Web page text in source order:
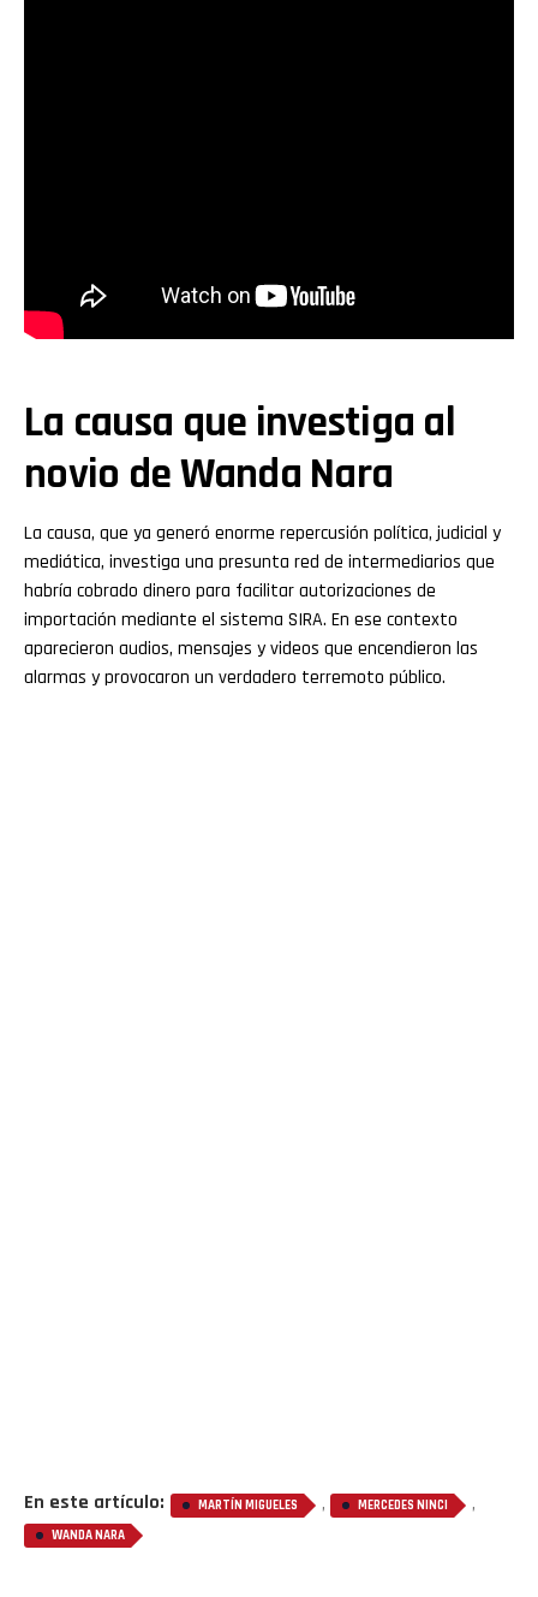
La causa que investiga al
novio de Wanda Nara
La causa, que ya generó enorme repercusión política, judicial y
mediática, investiga una presunta red de intermediarios que
habría cobrado dinero para facilitar autorizaciones de
importación mediante el sistema SIRA. En ese contexto
aparecieron audios, mensajes y videos que encendieron las
alarmas y provocaron un verdadero terremoto público.
En este artículo: MARTÍN MIGUELES , MERCEDES NINCI ,
WANDA NARA